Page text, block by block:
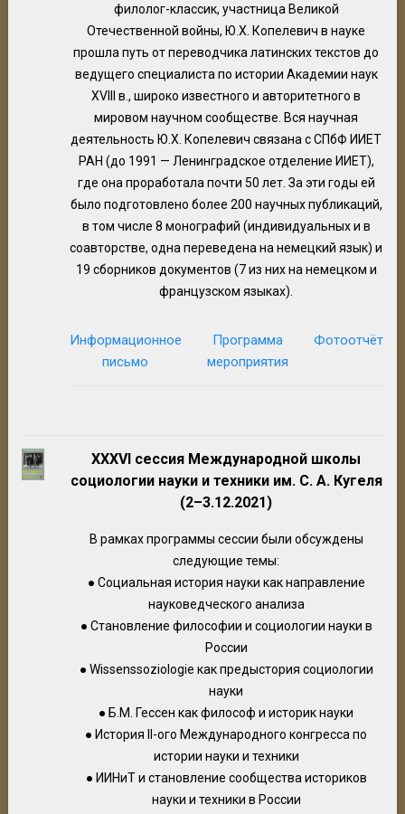
филолог-классик, участница Великой
Отечественной войны, Ю.Х. Копелевич в науке
прошла путь от переводчика латинских текстов до
ведущего специалиста по истории Академии наук
XVIII в., широко известного и авторитетного в
мировом научном сообществе. Вся научная
деятельность Ю.Х. Копелевич связана с СПбФ ИИЕТ
РАН (до 1991 — Ленинградское отделение ИИЕТ),
где она проработала почти 50 лет. За эти годы ей
было подготовлено более 200 научных публикаций,
в том числе 8 монографий (индивидуальных и в
соавторстве, одна переведена на немецкий язык) и
19 сборников документов (7 из них на немецком и
французском языках).
Информационное
письмо
Программа
мероприятия
Фотоотчёт
XXXVI сессия Международной школы
социологии науки и техники им. С. А. Кугеля
(2–3.12.2021)
В рамках программы сессии были обсуждены
следующие темы:
● Социальная история науки как направление
науковедческого анализа
● Становление философии и социологии науки в
России
● Wissenssoziologie как предыстория социологии
науки
● Б.М. Гессен как философ и историк науки
● История II-ого Международного конгресса по
истории науки и техники
● ИИНиТ и становление сообщества историков
науки и техники в России